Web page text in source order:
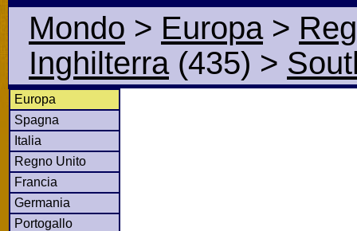
Mondo > Europa>
Inghilterra(435) >
Europa
Spagna
Italia
Regno Unito
Francia
Germania
Portogallo